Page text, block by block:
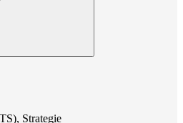
Strategie